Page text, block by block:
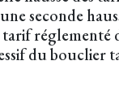
seconde
tarif réglementé
du bouclier